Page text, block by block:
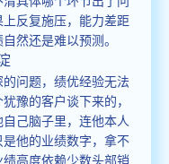
反复施压，能力差距
然还是难以预测。
问题，绩优经验无法
豫的客户谈下来的，
己脑子里，连他本人
他的业绩数字，拿不
高度依赖少数头部销